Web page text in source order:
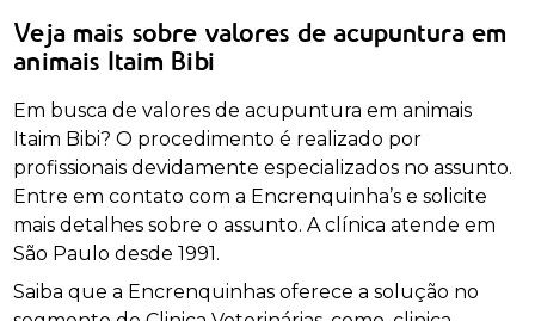
Veja mais sobre valores de acupuntura em
animais Itaim Bibi
Em busca de valores de acupuntura em animais
Itaim Bibi? O procedimento é realizado por
profissionais devidamente especializados no assunto.
Entre em contato com a Encrenquinha’s e solicite
mais detalhes sobre o assunto. A clínica atende em
São Paulo desde 1991.
Saiba que a Encrenquinhas oferece a solução no